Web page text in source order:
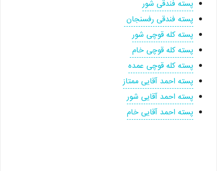
پسته فندقی شور
پسته فندقی رفسنجان
پسته کله قوچی شور
پسته کله قوچی خام
پسته کله قوچی عمده
پسته احمد آقایی ممتاز
پسته احمد آقایی شور
پسته احمد آقایی خام